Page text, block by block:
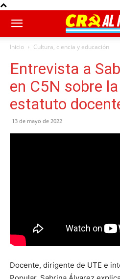
Inicio Cultura, ciencia y educación
Entrevista a
en C5N sobre
estatuto
13 de mayo de 2022
Docente, dirigente de UTE e